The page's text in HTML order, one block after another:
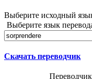
Выберите исходный
Выберите язык
Скачать переводчик